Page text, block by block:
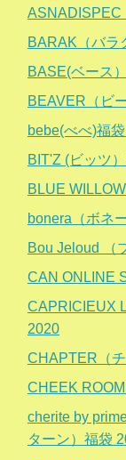
ASNADISPEC
BARAK（バラ
BASE(ベース
BEAVER（ビ
bebe(べべ)福
BIT'Z (ビッツ
BLUE
bonera（ボネ
Bou Jeloud （
CAN ONLINE
CAPRICIEUX
2020
CHAPTER（
CHEEK
cherite by
ターン）福袋